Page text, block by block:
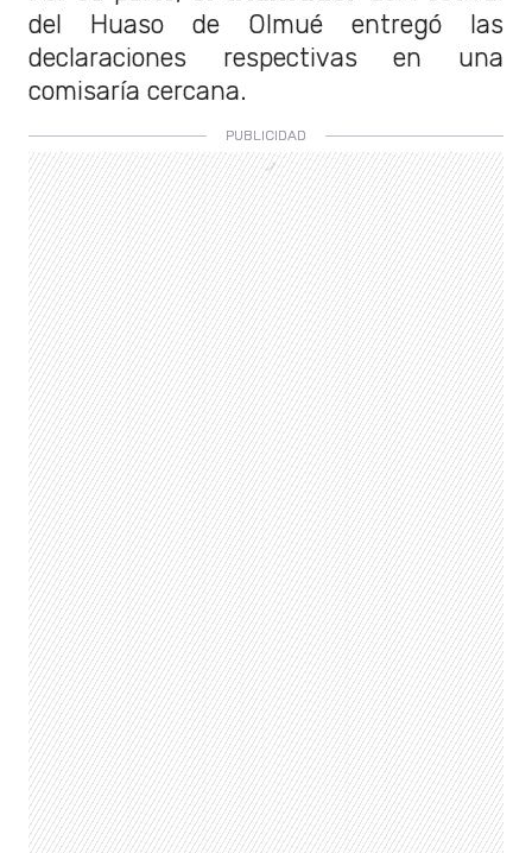
del Huaso de Olmué entregó las
declaraciones respectivas en una
comisaría cercana.